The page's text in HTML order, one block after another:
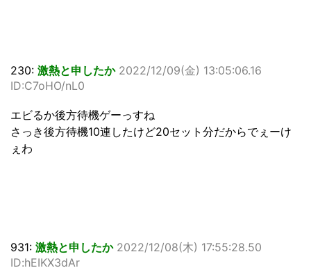
230: 激熱と申したか 2022/12/09(金) 13:05:06.16
ID:C7oHO/nL0
エビるか後方待機ゲーっすね
さっき後方待機10連したけど20セット分だからでぇーけ
ぇわ
931: 激熱と申したか 2022/12/08(木) 17:55:28.50
ID:hEIKX3dAr